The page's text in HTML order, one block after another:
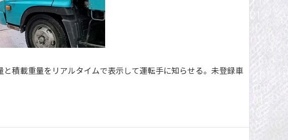
積載重量をリアルタイムで表示して運転手に知らせる。未登録車